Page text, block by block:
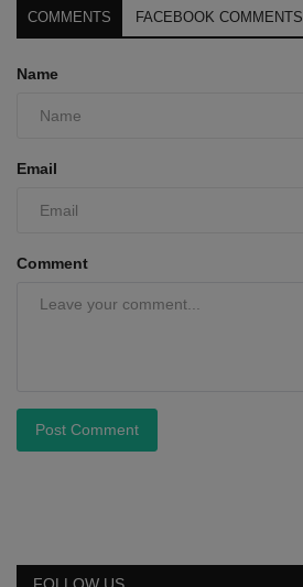
COMMENTS FACEBOOK COMMENTS
Name
Email
Comment
Post Comment